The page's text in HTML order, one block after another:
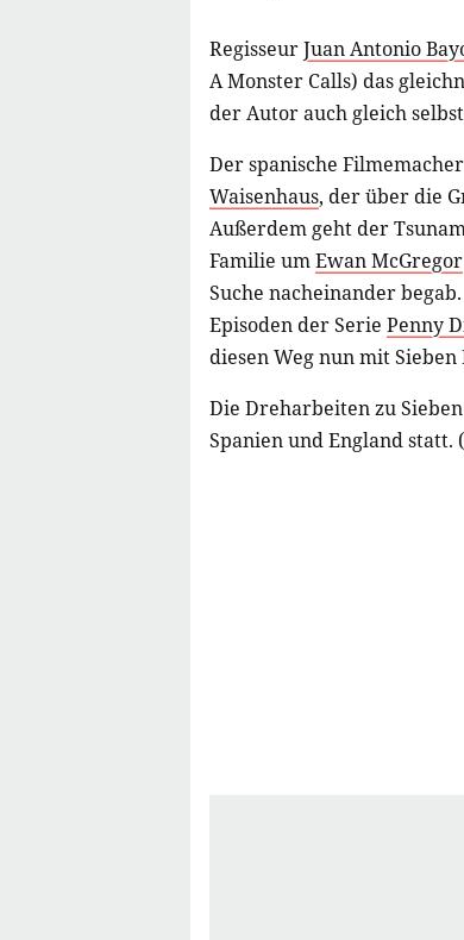
RegisseurJuan Antonio
A Monster Calls) das
der Autor auch gleich
Der spanische
Waisenhaus, der über die
Außerdem geht der
Familie umEwan McGregor
Suche nacheinander
Episoden der Serie Penny
diesen Weg nun mit
Die Dreharbeiten zu
Spanien und England statt.